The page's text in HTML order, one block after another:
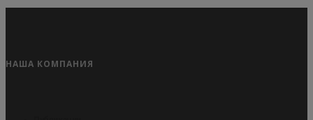
НАША КОМПАНИЯ